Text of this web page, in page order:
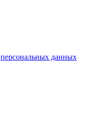
персональных данных